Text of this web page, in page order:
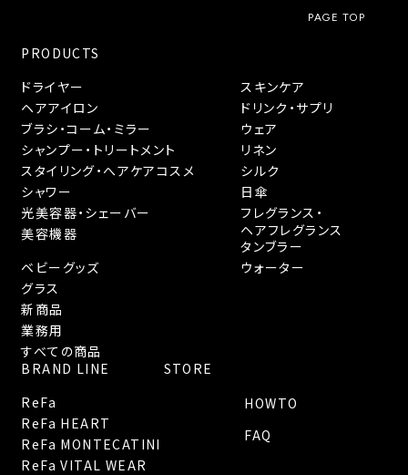
PAGE TOP
PRODUCTS
ドライヤー
ヘアアイロン
ブラシ・コーム・ミラー
シャンプー・トリートメント
スタイリング・へアケアコスメ
シャワー
光美容器・シェーバー
美容機器
スキンケア
ドリンク・サプリ
ウェア
リネン
シルク
日傘
フレグランス・
ヘアフレグランス
タンブラー
ベビーグッズ
ウォーター
グラス
新商品
業務用
すべての商品
HOWTO
FAQ
BRAND LINE
ReFa
ReFa HEART
ReFa MONTECATINI
ReFa VITAL WEAR
STORE